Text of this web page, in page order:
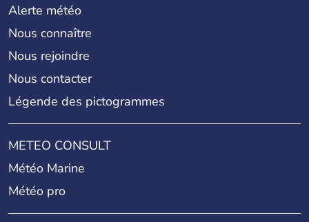
Alerte météo
Nous connaître
Nous rejoindre
Nous contacter
Légende des pictogrammes
METEO CONSULT
Météo Marine
Météo pro